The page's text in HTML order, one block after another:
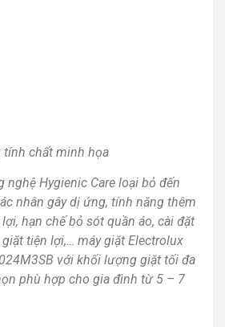
tính chất minh họa
nghệ Hygienic Care loại bỏ đến
nhân gây dị ứng, tính năng thêm
hạn chế bỏ sót quần áo, cài đặt
tiện lợi,… máy giặt Electrolux
với khối lượng giặt tối đa
phù hợp cho gia đình từ 5 – 7